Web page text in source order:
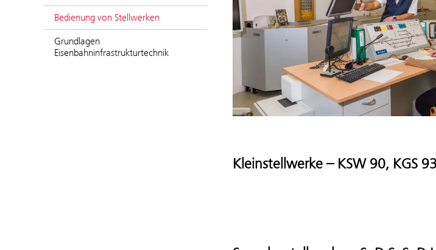
Bedienung von Stellwerken
Grundlagen
Eisenbahninfrastrukturtechnik
Kleinstellwerke – KSW 90, KGS 93